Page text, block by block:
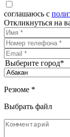
соглашаюсь с
Откликнуться на
Выберите город*
Резюме *
Выбрать файл